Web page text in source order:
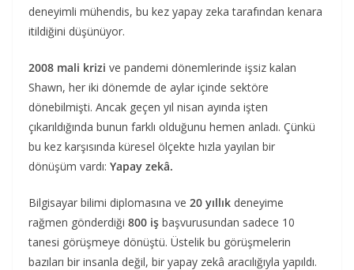
deneyimli mühendis, bu kez yapay zeka tarafından kenara
itildiğini düşünüyor.
2008 mali krizi ve pandemi dönemlerinde işsiz kalan
Shawn, her iki dönemde de aylar içinde sektöre
dönebilmişti. Ancak geçen yıl nisan ayında işten
çıkarıldığında bunun farklı olduğunu hemen anladı. Çünkü
bu kez karşısında küresel ölçekte hızla yayılan bir
dönüşüm vardı: Yapay zekâ.
Bilgisayar bilimi diplomasına ve 20 yıllık deneyime
rağmen gönderdiği 800 iş başvurusundan sadece 10
tanesi görüşmeye dönüştü. Üstelik bu görüşmelerin
bazıları bir insanla değil, bir yapay zekâ aracılığıyla yapıldı.